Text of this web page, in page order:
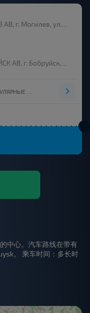
ул. Ленинская 93, Беларусь
ул. Станционная, 5, Беларусь
中心。汽车路线在带有
。 乘车时间：多长时